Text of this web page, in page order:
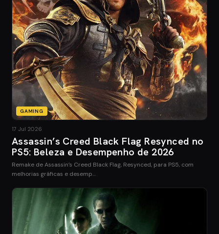
GAMING
17 Jul 2026
Assassin’s Creed Black Flag Resynced no
PS5: Beleza e Desempenho de 2026
Remake de Assassin’s Creed Black Flag, Resynced, para PS5, com
melhorias gráficas e desemp…